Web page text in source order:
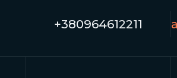
+380964612211